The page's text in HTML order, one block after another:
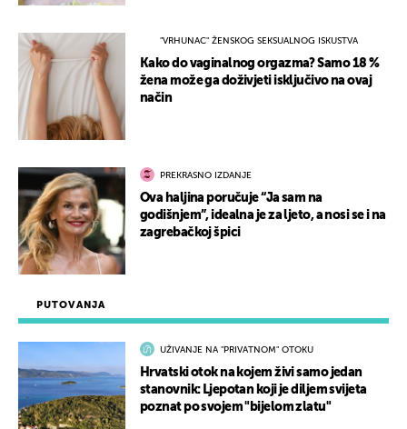
PUTOVANJA
UŽIVANJE NA "PRIVATNOM" OTOKU
Hrvatski otok na kojem živi samo jedan
stanovnik: Ljepotan koji je diljem svijeta
poznat po svojem "bijelom zlatu"
"VRHUNAC" ŽENSKOG SEKSUALNOG ISKUSTVA
Kako do vaginalnog orgazma? Samo 18 %
žena može ga doživjeti isključivo na ovaj
način
PREKRASNO IZDANJE
Ova haljina poručuje “Ja sam na
godišnjem”, idealna je za ljeto, a nosi se i na
zagrebačkoj špici